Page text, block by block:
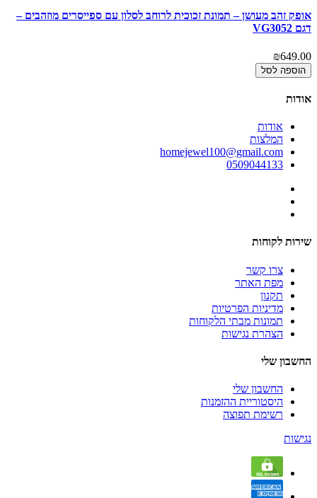
אופק זהב מעושן – תמונת זכוכית לרוחב לסלון עם ספייסרים מוזהבים –
דגם VG3052
₪649.00
הוספה לסל
אודות
אודות
המלצות
homejewel100@gmail.com
0509044133
שירות לקוחות
צרו קשר
מפת האתר
תקנון
מדיניות הפרטיות
תמונות מבתי הלקוחות
הצהרת נגישות
החשבון שלי
החשבון שלי
היסטוריית ההזמנות
רשימת תפוצה
נגישות